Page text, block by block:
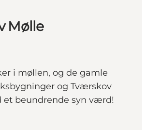
Mølle
i møllen, og de gamle
og Tværskov
et beundrende syn værd!